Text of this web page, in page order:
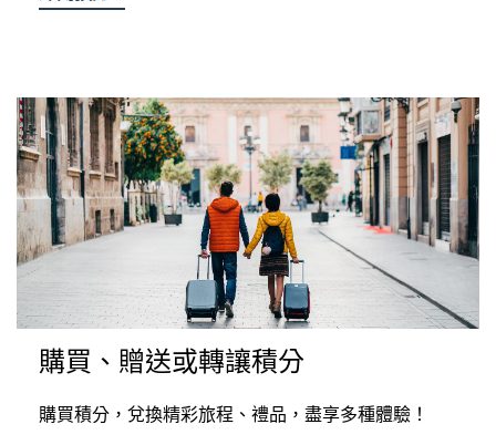
購買、贈送或轉讓積分
購買積分，兌換精彩旅程、禮品，盡享多種體驗！